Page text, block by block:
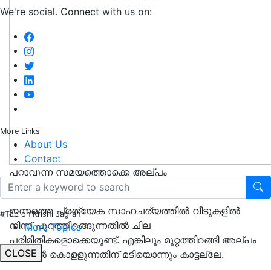
We're social. Connect with us on:
More Links
About Us
Contact
#Top on Krishi Jagran
More Topics
CLOSE
പറ്റാവുന്ന സമയത്തൊക്കെ അല്പം
സൂര്യപ്രകാശമേല്‍ക്കാന്‍ ശ്രദ്ധിക്കാം
ഇന്നത്തെ പ്രത്യേക സാഹചര്യത്തില്‍ വീടുകളില്‍
നിന്ന് പുറത്തിറങ്ങുന്നതില്‍ ചില
പരിമിതികളൊക്കെയുണ്ട്. എങ്കിലും മുറ്റത്തിറങ്ങി അല്പം
വെയില്‍ കൊളളുന്നതിന് മടിയൊന്നും കാട്ടല്ലേ.